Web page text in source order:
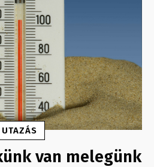
UTAZÁS
van melegünk